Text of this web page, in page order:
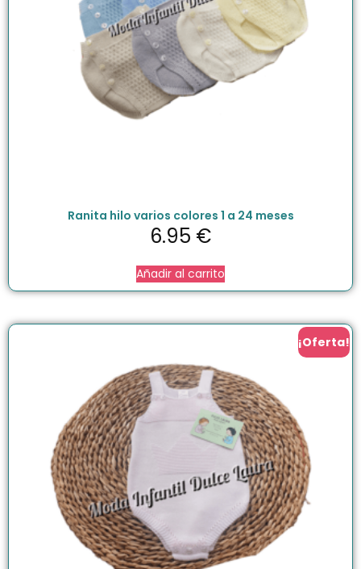
Ranita hilo varios colores 1 a 24 meses
6.95 €
Añadir al carrito
¡Oferta!